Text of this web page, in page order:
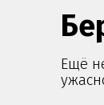
Ещё